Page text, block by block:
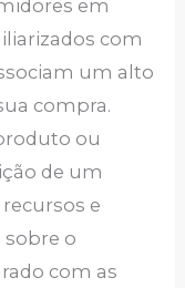
em
com
um alto
compra.
ou
de um
e
o
com as